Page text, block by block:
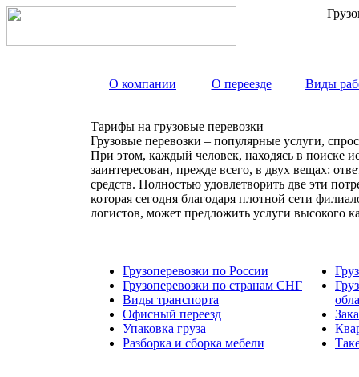
О компании О переезде Виды
Тарифы на грузовые перевозки
Грузовые перевозки – популярные услуги,
При этом, каждый человек, находясь в поиске
заинтересован, прежде всего, в двух вещах:
средств. Полностью удовлетворить две эти
которая сегодня благодаря плотной сети
логистов, может предложить услуги высокого
Грузоперевозки по России
Грузоперевозки по странам СНГ
Виды транспорта
Офисный переезд
Упаковка груза
Разборка и сборка мебели